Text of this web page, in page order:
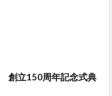
創立150周年記念式典